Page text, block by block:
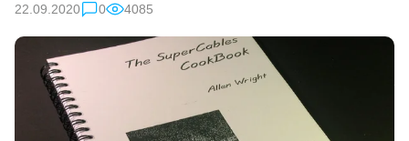
22.09.2020 0 4085